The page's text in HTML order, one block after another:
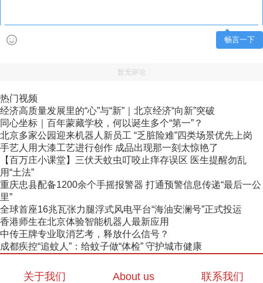
畅言一下
暂无评论
热门视频
经济高质量发展里的“心”与“新”｜北京经济“向新”突破
同心坐标｜百年蒙藏学校，何以诞生多个“第一”？
北京多家公园迎来机器人新员工 “乏脏险难”四类场景优先上岗
手艺人用大漆工艺进行创作 成品出现那一刻太惊艳了
【百万庄小课堂】三伏天蚊虫叮咬止痒存误区 医生提醒勿乱
用“土法”
重庆忠县配备1200余个手摇报警器 打通预警信息传递“最后一公
里”
全球首座16兆瓦张力腿浮式风电平台“海油安澜号”正式投运
香港师生在北京体验智能机器人最新应用
中传王牌专业取消艺考，释放什么信号？
成都疾控“追蚊人”：给蚊子做“体检” 守护城市健康
关于我们 About us 联系我们